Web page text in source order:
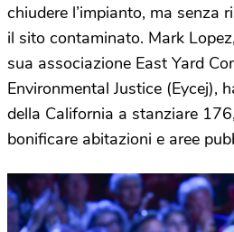
chiudere l’impianto, ma senza
il sito contaminato. Mark
sua associazione East Yard
Environmental Justice (Eycej),
della California a stanziare
bonificare abitazioni e aree